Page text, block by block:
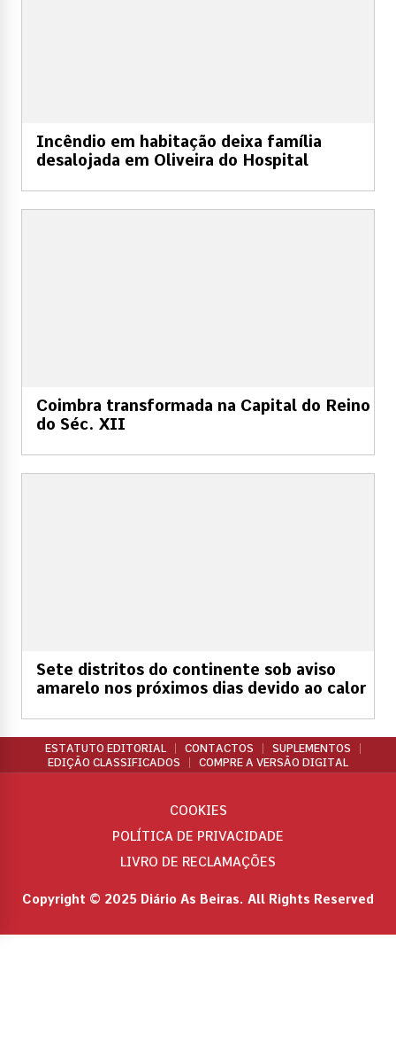
Incêndio em habitação deixa família
desalojada em Oliveira do Hospital
Coimbra transformada na Capital do Reino
do Séc. XII
Sete distritos do continente sob aviso
amarelo nos próximos dias devido ao calor
ESTATUTO EDITORIAL CONTACTOS
SUPLEMENTOS
EDIÇÃO CLASSIFICADOS
COMPRE A VERSÃO DIGITAL
Copyright © 2025 Diário As Beiras. All Rights Reserved
COOKIES
POLÍTICA DE PRIVACIDADE
LIVRO DE RECLAMAÇÕES